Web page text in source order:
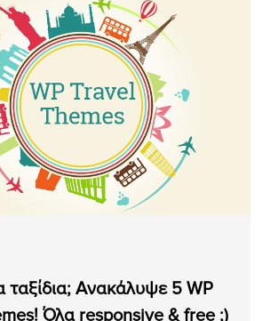
ταξίδια; Ανακάλυψε 5 WP
Όλα responsive & free ;)